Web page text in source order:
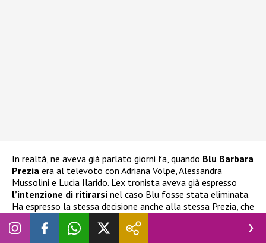
In realtà, ne aveva già parlato giorni fa, quando Blu Barbara
Prezia era al televoto con Adriana Volpe, Alessandra
Mussolini e Lucia Ilarido. L’ex tronista aveva già espresso
l’intenzione di ritirarsi nel caso Blu fosse stata eliminata.
Ha espresso la stessa decisione anche alla stessa Prezia, che
istintive delle quali potrebbe pentirsi.